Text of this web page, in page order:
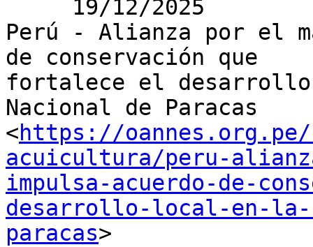
Perú - Alianza por el
de conservación que
fortalece el
Nacional de Paracas
<https://
acuicultura/peru-
impulsa-acuerdo-de-
desarrollo-local-en-la-
paracas>